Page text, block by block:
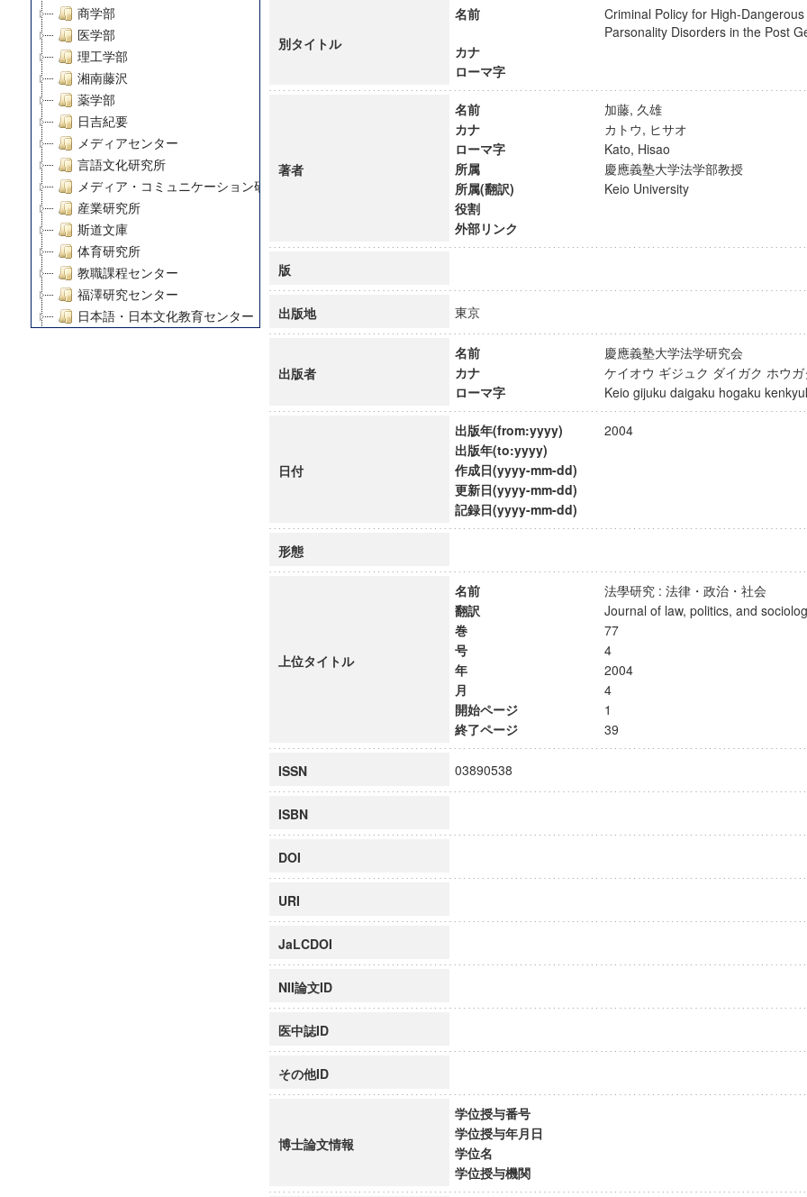
商学部
医学部
理工学部
湘南藤沢
薬学部
日吉紀要
メディアセンター
言語文化研究所
メディア・コミュニケーション研究所
産業研究所
斯道文庫
体育研究所
教職課程センター
福澤研究センター
日本語・日本文化教育センター
デジタルメディア・コンテンツ統合研究センター
慶應義塾大学グローバルCOEプログラム市民社会ガバナンス教育研究センター
慶應義塾大学グローバルCOEプログラム論理と感性の先端的教育研究拠点
博士課程教育リーディングプログラム「超成熟社会発展のサイエンス」
別タイトル
名前
Criminal Policy for High-
Parsonality Disorders in the Post
カナ
ローマ字
著者
名前
加藤, 久雄
カナ
カトウ, ヒサオ
ローマ字
Kato, Hisao
所属
慶應義塾大学法学部教授
所属(翻訳)
Keio University
役割
外部リンク
版
出版地 東京
出版者
名前
慶應義塾大学法学研究会
カナ
ケイオウ ギジュク ダイガク ホウ
ローマ字
Keio gijuku daigaku hogaku
日付
出版年(from:yyyy)
2004
出版年(to:yyyy)
作成日(yyyy-mm-dd)
更新日(yyyy-mm-dd)
記録日(yyyy-mm-dd)
形態
上位タイトル
名前
法學研究 : 法律・政治・社会
翻訳
Journal of law, politics, and
巻
77
号
4
年
2004
月
4
開始ページ
1
終了ページ
39
ISSN 03890538
ISBN
DOI
URI
JaLCDOI
NII論文ID
医中誌ID
その他ID
博士論文情報
学位授与番号
学位授与年月日
学位名
学位授与機関